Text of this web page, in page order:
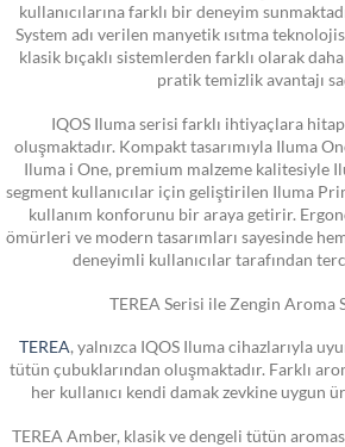
kullanıcılarına farklı bir deneyim
System adı verilen manyetik ısıtma
klasik bıçaklı sistemlerden farklı olarak
pratik temizlik avantajı
IQOS Iluma serisi farklı ihtiyaçlara
oluşmaktadır. Kompakt tasarımıyla Iluma
Iluma i One, premium malzeme kalitesiyle
segment kullanıcılar için geliştirilen Iluma
kullanım konforunu bir araya getirir.
ömürleri ve modern tasarımları sayesinde
deneyimli kullanıcılar tarafından
TEREA Serisi ile Zengin Aroma
TEREA, yalnızca IQOS Iluma cihazlarıyla
tütün çubuklarından oluşmaktadır. Farklı
her kullanıcı kendi damak zevkine uygun
TEREA Amber, klasik ve dengeli tütün